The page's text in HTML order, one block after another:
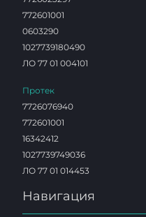
772601001
0603290
1027739180490
ЛО 77 01 004101
Протек
7726076940
772601001
16342412
1027739749036
ЛО 77 01 014453
Навигация